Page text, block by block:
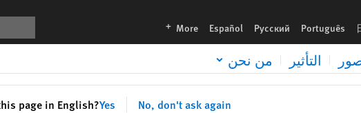
Português
Русский
Español
More
languages
التأثير من نحن
page in English?Yes No, don't ask again